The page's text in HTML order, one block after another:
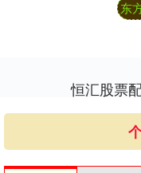
东
恒汇股票